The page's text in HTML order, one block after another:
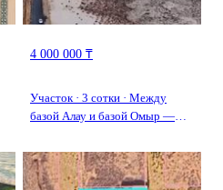
4 000 000 ₸
Участок · 3 сотки · Между
базой Алау и базой Омыр —
отдыха Омыр